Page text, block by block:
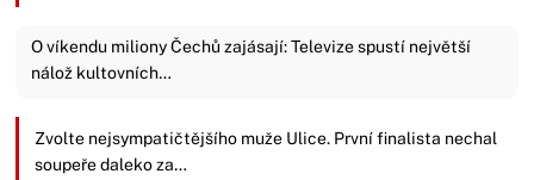
O víkendu miliony Čechů zajásají: Televize spustí největší
nálož kultovních…
Zvolte nejsympatičtějšího muže Ulice. První finalista nechal
soupeře daleko za…